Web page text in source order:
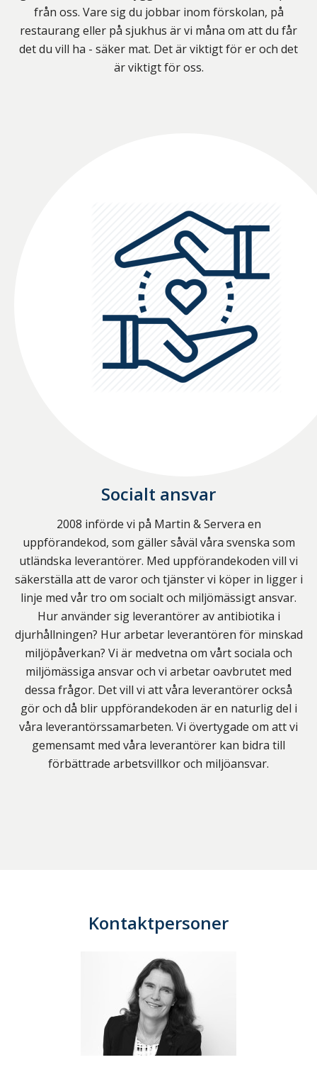
från oss. Vare sig du jobbar inom förskolan, på
restaurang eller på sjukhus är vi måna om att du får
det du vill ha - säker mat. Det är viktigt för er och det
är viktigt för oss.
Socialt ansvar
2008 införde vi på Martin & Servera en
uppförandekod, som gäller såväl våra svenska som
utländska leverantörer. Med uppförandekoden vill vi
säkerställa att de varor och tjänster vi köper in ligger i
linje med vår tro om socialt och miljömässigt ansvar.
Hur använder sig leverantörer av antibiotika i
djurhållningen? Hur arbetar leverantören för minskad
miljöpåverkan? Vi är medvetna om vårt sociala och
miljömässiga ansvar och vi arbetar oavbrutet med
dessa frågor. Det vill vi att våra leverantörer också
gör och då blir uppförandekoden är en naturlig del i
våra leverantörssamarbeten. Vi övertygade om att vi
gemensamt med våra leverantörer kan bidra till
förbättrade arbetsvillkor och miljöansvar.
Kontaktpersoner